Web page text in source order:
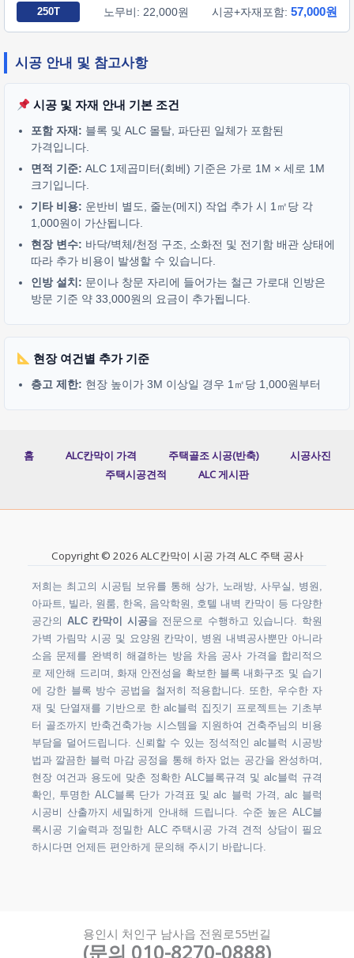
250T 노무비: 22,000원 시공+자재포함: 57,000원
시공 안내 및 참고사항
시공 및 자재 안내 기본 조건
포함 자재: 블록 및 ALC 몰탈, 파단핀 일체가 포함된
가격입니다.
면적 기준: ALC 1제곱미터(회베) 기준은 가로 1M × 세로 1M
크기입니다.
기타 비용: 운반비 별도, 줄눈(메지) 작업 추가 시 1㎡당 각
1,000원이 가산됩니다.
현장 변수: 바닥/벽체/천정 구조, 소화전 및 전기함 배관 상태에
따라 추가 비용이 발생할 수 있습니다.
인방 설치: 문이나 창문 자리에 들어가는 철근 가로대 인방은
방문 기준 약 33,000원의 요금이 추가됩니다.
현장 여건별 추가 기준
층고 제한: 현장 높이가 3M 이상일 경우 1㎡당 1,000원부터
홈 ALC칸막이 가격 주택골조 시공(반축)
시공사진
주택시공견적
ALC 게시판
Copyright © 2026 ALC칸막이 시공 가격 ALC 주택 공사
저희는 최고의 시공팀 보유를 통해 상가, 노래방, 사무실, 병원,
아파트, 빌라, 원룸, 한옥, 음악학원, 호텔 내벽 칸막이 등 다양한
공간의 ALC 칸막이 시공을 전문으로 수행하고 있습니다. 학원
가벽 가림막 시공 및 요양원 칸막이, 병원 내벽공사뿐만 아니라
소음 문제를 완벽히 해결하는 방음 차음 공사 가격을 합리적으
로 제안해 드리며, 화재 안전성을 확보한 블록 내화구조 및 습기
에 강한 블록 방수 공법을 철저히 적용합니다. 또한, 우수한 자
재 및 단열재를 기반으로 한 alc블럭 집짓기 프로젝트는 기초부
터 골조까지 반축건축가능 시스템을 지원하여 건축주님의 비용
부담을 덜어드립니다. 신뢰할 수 있는 정석적인 alc블럭 시공방
법과 깔끔한 블럭 마감 공정을 통해 하자 없는 공간을 완성하며,
현장 여건과 용도에 맞춘 정확한 ALC블록규격 및 alc블럭 규격
확인, 투명한 ALC블록 단가 가격표 및 alc 블럭 가격, alc 블럭
시공비 산출까지 세밀하게 안내해 드립니다. 수준 높은 ALC블
록시공 기술력과 정밀한 ALC 주택시공 가격 견적 상담이 필요
하시다면 언제든 편안하게 문의해 주시기 바랍니다.
용인시 처인구 남사읍 전원로55번길
(문의 010-8270-0888)